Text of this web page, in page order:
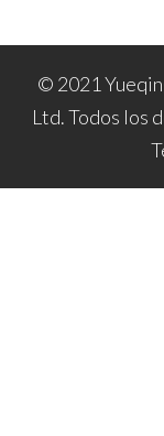
© 2021
Ltd. Todos los